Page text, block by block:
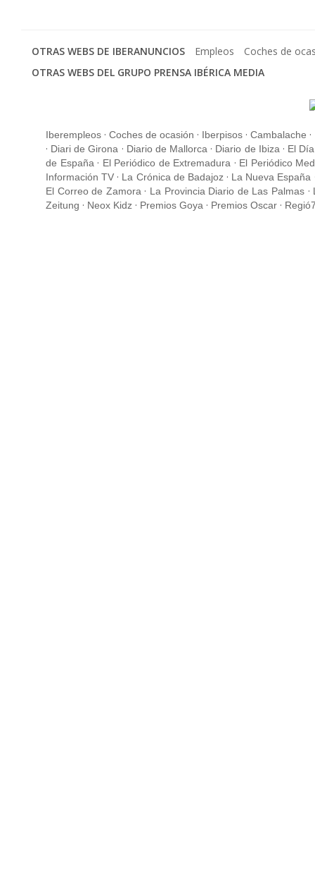
OTRAS WEBS DE IBERANUNCIOS Empleos
Coches de
OTRAS WEBS DEL GRUPO PRENSA IBÉRICA MEDIA
Iberempleos ·Coches de ocasión · Iberpisos ·Cambalache ·
· Diari de Girona · Diario de Mallorca · Diario de Ibiza· El
de España· El Periódico de Extremadura · El Periódico
Información TV · La Crónica de Badajoz· La Nueva España
El Correo de Zamora· La Provincia Diario de Las Palmas ·
Zeitung · Neox Kidz · Premios Goya · Premios Oscar ·